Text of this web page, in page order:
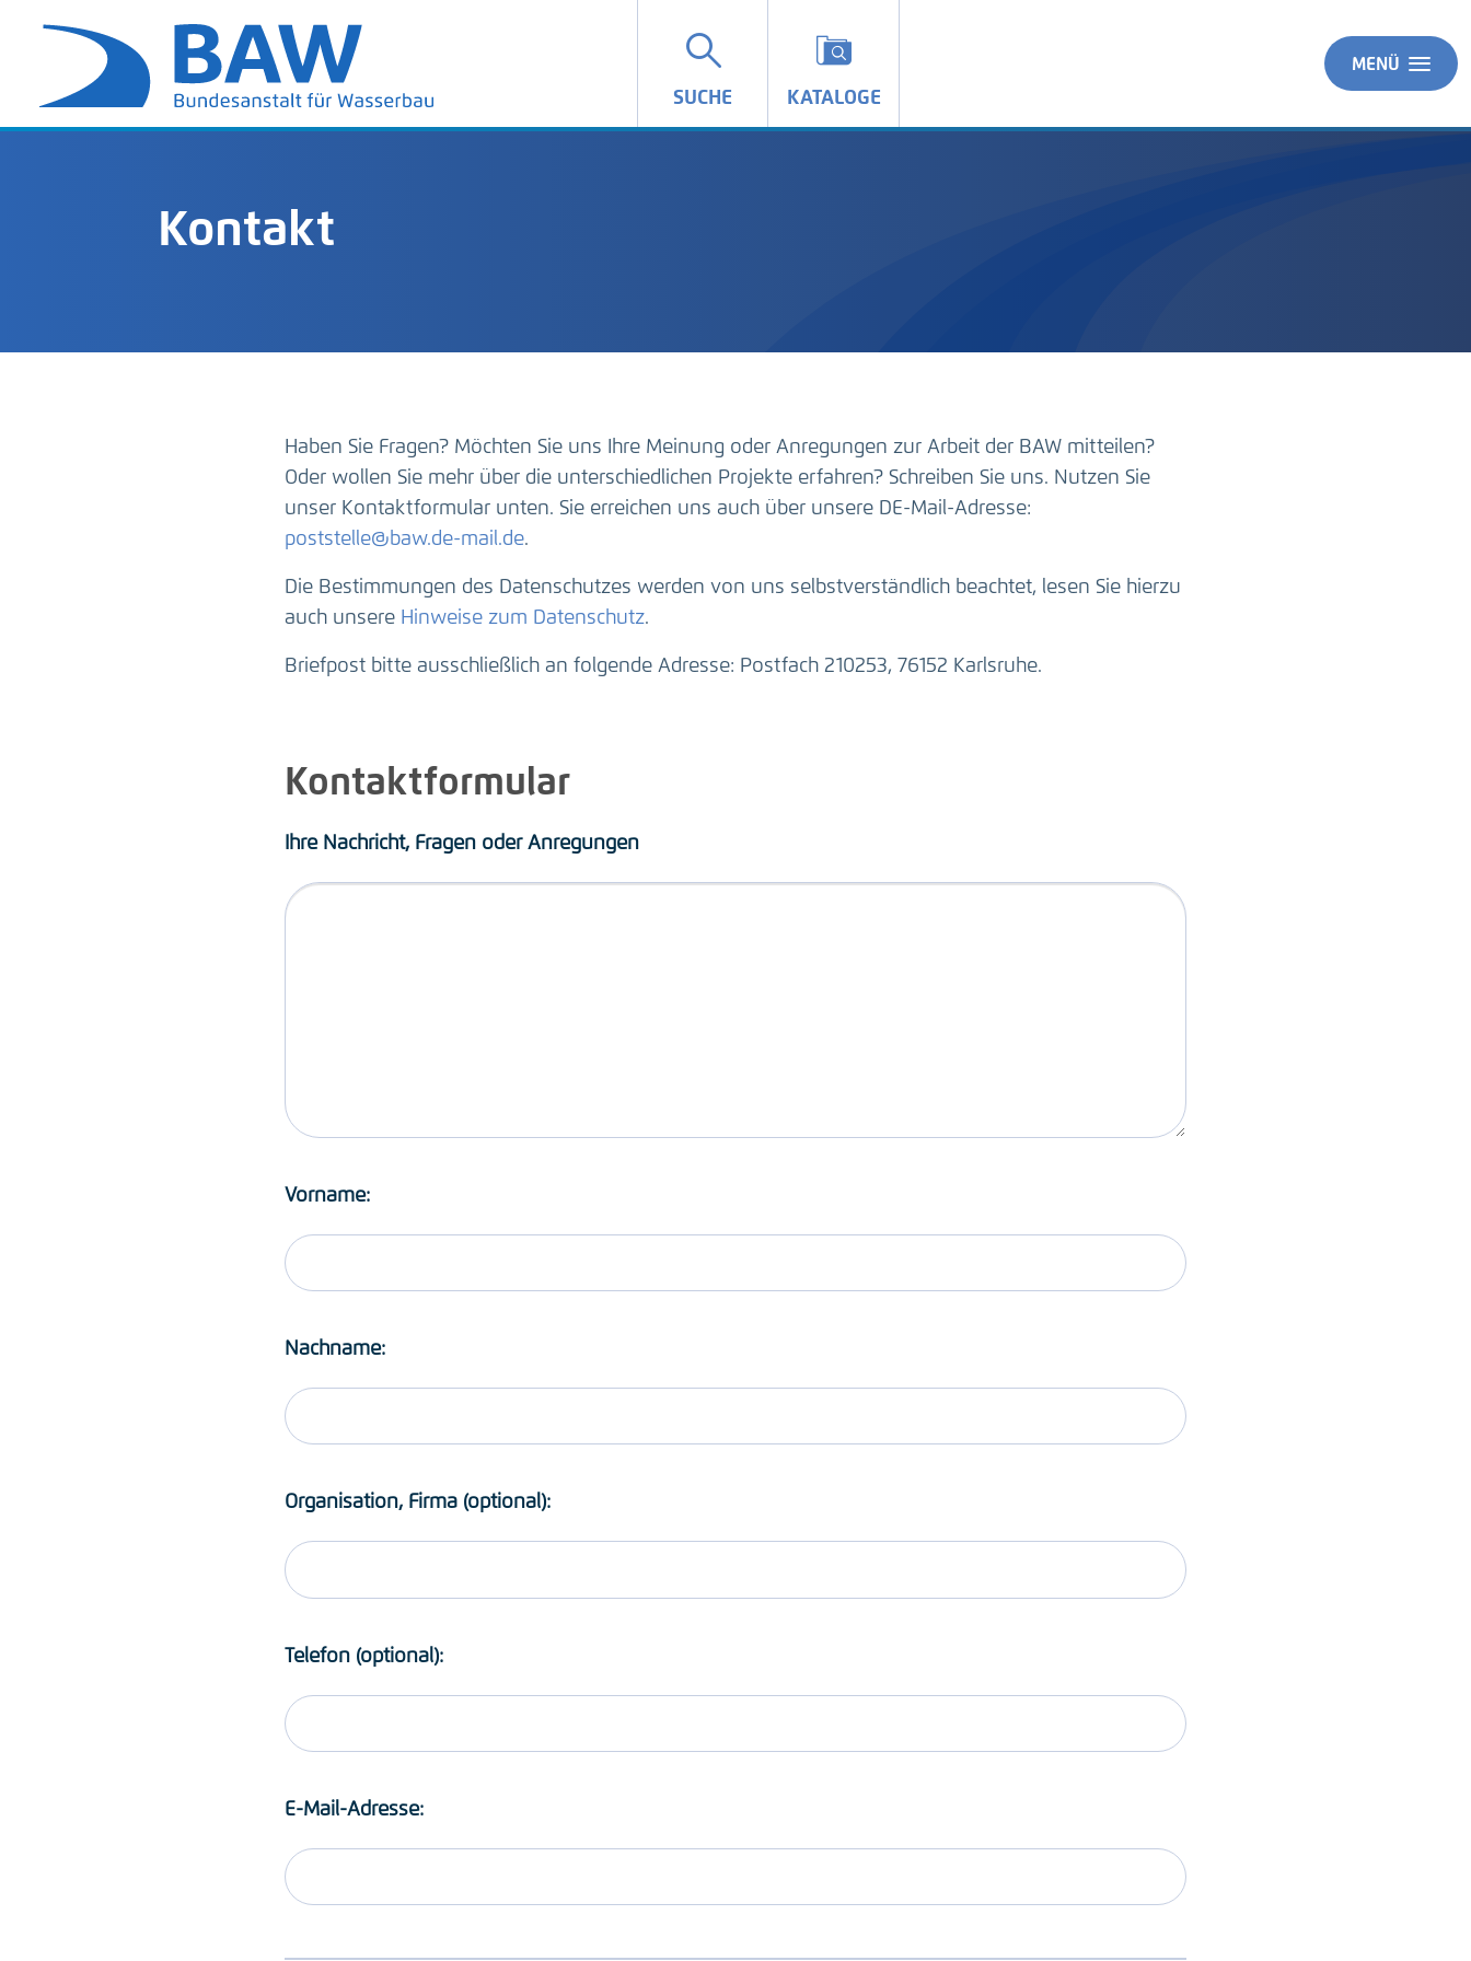
SUCHE KATALOGE
MENÜ
Kontakt
Haben Sie Fragen? Möchten Sie uns Ihre Meinung oder Anregungen zur Arbeit der BAW mitteilen?
Oder wollen Sie mehr über die unterschiedlichen Projekte erfahren? Schreiben Sie uns. Nutzen Sie
unser Kontaktformular unten. Sie erreichen uns auch über unsere DE-Mail-Adresse:
poststelle@baw.de-mail.de.
Die Bestimmungen des Datenschutzes werden von uns selbstverständlich beachtet, lesen Sie hierzu
auch unsere Hinweise zum Datenschutz.
Briefpost bitte ausschließlich an folgende Adresse: Postfach 210253, 76152 Karlsruhe.
Kontaktformular
Ihre Nachricht, Fragen oder Anregungen
Vorname:
Nachname:
Organisation, Firma (optional):
Telefon (optional):
E-Mail-Adresse: